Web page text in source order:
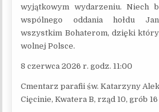
wyjątkowym wydarzeniu. Niech
wspólnego oddania hołdu
wszystkim Bohaterom, dzięki
wolnej Polsce.
8 czerwca 2026 r. godz. 11:00
Cmentarz parafii św. Katarzyny
Cięcinie, Kwatera B, rząd 10, grób 16